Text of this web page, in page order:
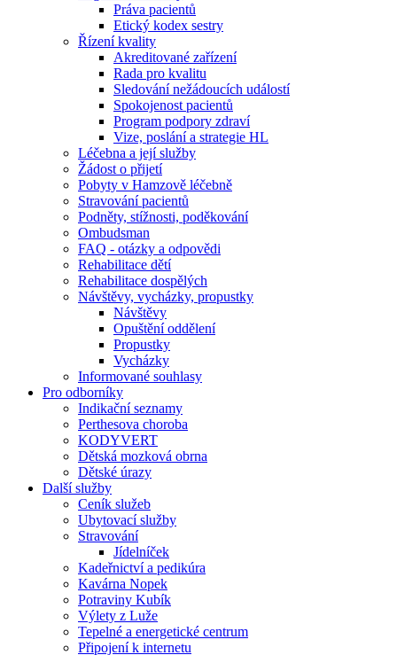
Práva pacientů
Etický kodex sestry
Řízení kvality
Akreditované zařízení
Rada pro kvalitu
Sledování nežádoucích událostí
Spokojenost pacientů
Program podpory zdraví
Vize, poslání a strategie HL
Léčebna a její služby
Žádost o přijetí
Pobyty v Hamzově léčebně
Stravování pacientů
Podněty, stížnosti, poděkování
Ombudsman
FAQ - otázky a odpovědi
Rehabilitace dětí
Rehabilitace dospělých
Návštěvy, vycházky, propustky
Návštěvy
Opuštění oddělení
Propustky
Vycházky
Informované souhlasy
Pro odborníky
Indikační seznamy
Perthesova choroba
KODYVERT
Dětská mozková obrna
Dětské úrazy
Další služby
Ceník služeb
Ubytovací služby
Stravování
Jídelníček
Kadeřnictví a pedikúra
Kavárna Nopek
Potraviny Kubík
Výlety z Luže
Tepelné a energetické centrum
Připojení k internetu